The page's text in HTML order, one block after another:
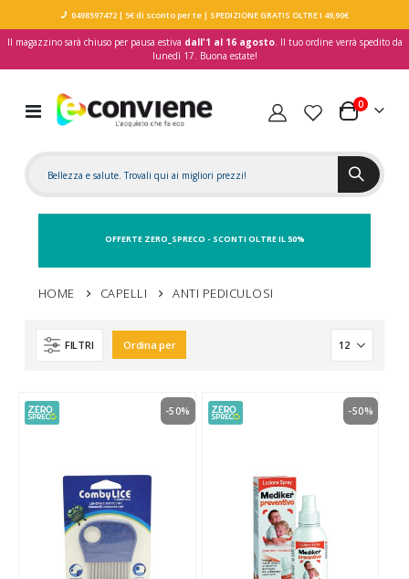
0498597472| 5€ di sconto per te| SPEDIZIONE GRATIS OLTRE I 49,90€
Il magazzino sarà chiuso per pausa estiva dall'1 al 16 agosto. Il tuo ordine verrà spedito da
lunedì 17. Buona estate!
Toggle
Nav
Carrello
0elementi
OFFERTE ZERO_SPRECO - SCONTI OLTRE IL 50%
HOME CAPELLI ANTI PEDICULOSI
FILTRI Ordina per
-50% -50%